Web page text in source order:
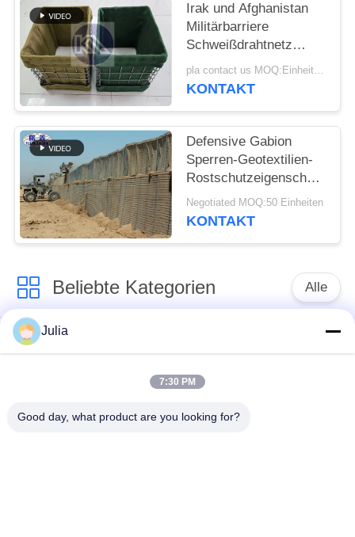
Irak und Afghanistan
Militärbarriere
Schweißdrahtnetz
Hesco
Verteidigungsbarriere
pla contact us MOQ:Einheit 10
KONTAKT
Defensive Gabion
Sperren-Geotextilien-
Rostschutzeigenschaft
Gavanized
Negotiated MOQ:50 Einheiten
KONTAKT
Beliebte Kategorien Alle
Defensive Sperre
Mit Sand gefüllte
Julia
7:30 PM
Good day, what product are you looking for?